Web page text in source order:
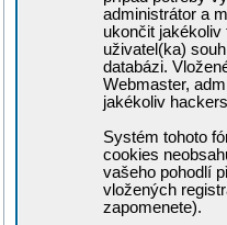
administrátor a
ukončit
uživatel(ka)
databázi.
Webmaster,
jakékoliv
Systém tohoto
cookies
vašeho pohodlí
vložených
zapomenete).